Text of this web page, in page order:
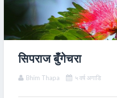
सिपराज बुँगेचरा
Bhim Thapa ५ वर्ष अगाडि